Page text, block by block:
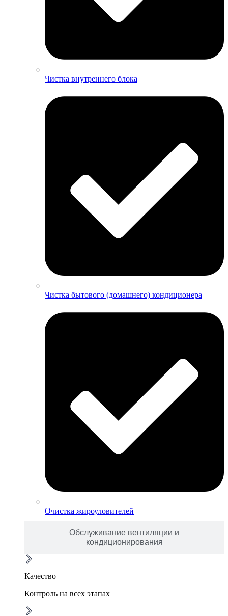
Обслуживание вентиляции и
кондиционирования
Чистка внутреннего блока
Чистка бытового (домашнего) кондиционера
Очистка жироуловителей
Качество
Контроль на всех этапах